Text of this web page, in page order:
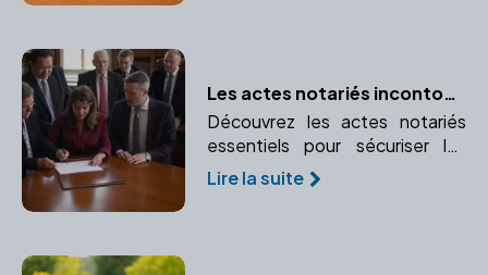
Les actes notariés incontournables pour les entreprises
Découvrez les actes notariés
essentiels pour sécuriser les
opérations de votre entreprise
et leur importance légale.
Lire la suite